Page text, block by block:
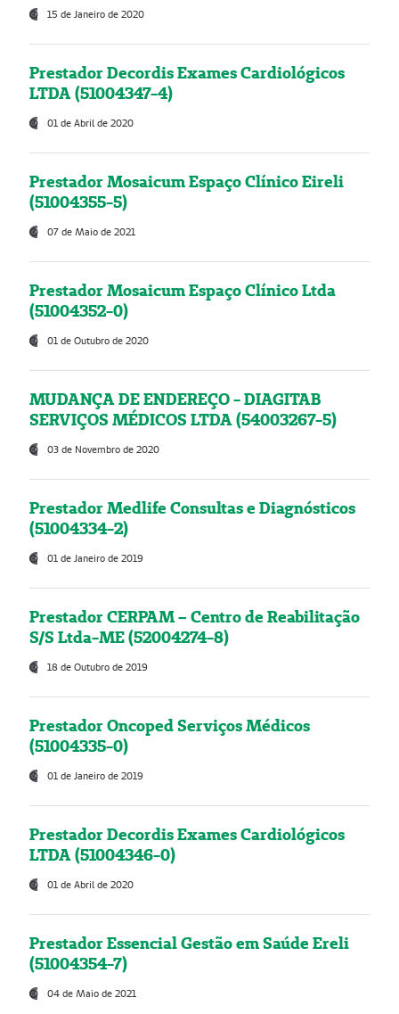
15 de Janeiro de 2020
Prestador Decordis Exames Cardiológicos
LTDA (51004347-4)
01 de Abril de 2020
Prestador Mosaicum Espaço Clínico Eireli
(51004355-5)
07 de Maio de 2021
Prestador Mosaicum Espaço Clínico Ltda
(51004352-0)
01 de Outubro de 2020
MUDANÇA DE ENDEREÇO - DIAGITAB
SERVIÇOS MÉDICOS LTDA (54003267-5)
03 de Novembro de 2020
Prestador Medlife Consultas e Diagnósticos
(51004334-2)
01 de Janeiro de 2019
Prestador CERPAM – Centro de Reabilitação
S/S Ltda-ME (52004274-8)
18 de Outubro de 2019
Prestador Oncoped Serviços Médicos
(51004335-0)
01 de Janeiro de 2019
Prestador Decordis Exames Cardiológicos
LTDA (51004346-0)
01 de Abril de 2020
Prestador Essencial Gestão em Saúde Ereli
(51004354-7)
04 de Maio de 2021